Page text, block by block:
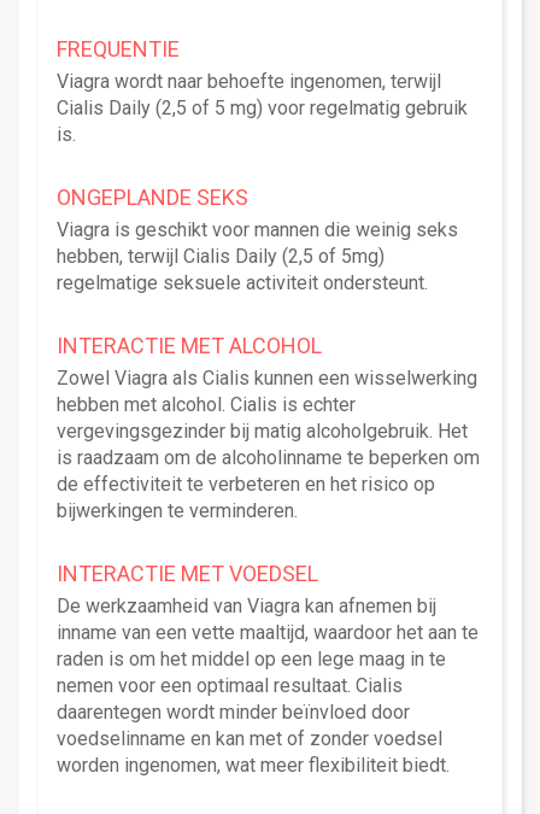
FREQUENTIE
Viagra wordt naar behoefte ingenomen, terwijl
Cialis Daily (2,5 of 5 mg) voor regelmatig gebruik
is.
ONGEPLANDE SEKS
Viagra is geschikt voor mannen die weinig seks
hebben, terwijl Cialis Daily (2,5 of 5mg)
regelmatige seksuele activiteit ondersteunt.
INTERACTIE MET ALCOHOL
Zowel Viagra als Cialis kunnen een wisselwerking
hebben met alcohol. Cialis is echter
vergevingsgezinder bij matig alcoholgebruik. Het
is raadzaam om de alcoholinname te beperken om
de effectiviteit te verbeteren en het risico op
bijwerkingen te verminderen.
INTERACTIE MET VOEDSEL
De werkzaamheid van Viagra kan afnemen bij
inname van een vette maaltijd, waardoor het aan te
raden is om het middel op een lege maag in te
nemen voor een optimaal resultaat. Cialis
daarentegen wordt minder beïnvloed door
voedselinname en kan met of zonder voedsel
worden ingenomen, wat meer flexibiliteit biedt.